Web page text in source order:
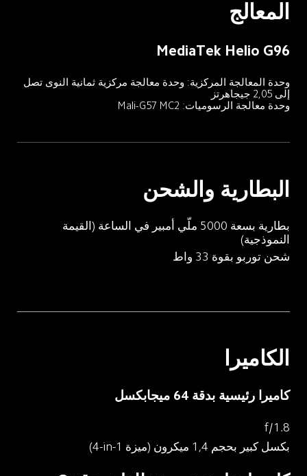
المعالج
MediaTek Helio G96
وحدة المعالجة المركزية: وحدة معالجة مركزية ثمانية النوى تصل
إلى 2,05 جيجاهرتز
وحدة معالجة الرسوميات: Mali-G57 MC2
البطارية والشحن
بطارية بسعة 5000 ملّي أمبير في الساعة (القيمة
النموذجية)
شحن توربو بقوة 33 واط
الكاميرا
كاميرا رئيسية بدقة 64 ميجابكسل
f/1.8
بكسل كبير بحجم 1,4 ميكرون (ميزة ‎4-in-1)